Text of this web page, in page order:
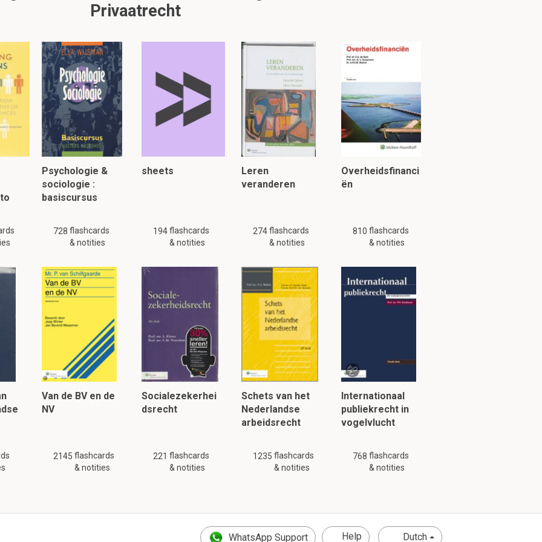
Christendom opgekomen?
Populos
dominaat het probleem van de juristengeschriften op te lossen?
1.2 Mijn lesaantekeningen
Dit is een preview. Er zijn 15 andere flashcards beschikbaar voor hoofdstuk 1.2
Laat hier meer flashcards zien
van de republiek?
de figuur van de Praetor ontwikkelt
voor de consuls
in de Republiek
Privaatrecht
Psychologie &
sociologie :
basiscursus
728 flashcards
& notities
sheets
194flashcards
& notities
Leren
veranderen
274flashcards
& notities
Overheidsfinanci
ën
810 flashcards
& notities
Van de BV en de
NV
2145 flashcards
& notities
Socialezekerhei
dsrecht
221 flashcards
& notities
Schets van het
Nederlandse
arbeidsrecht
1235 flashcards
& notities
Internationaal
publiekrecht in
vogelvlucht
768 flashcards
& notities
WhatsApp Support Help Dutch